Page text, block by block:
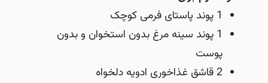
1 پوند پاستای فرمی کوچک
1 پوند سینه مرغ بدون استخوان و بدون
پوست
2 قاشق غذاخوری ادویه دلخواه